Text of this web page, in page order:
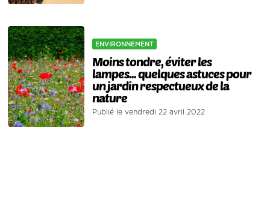
ENVIRONNEMENT
Moins tondre, éviter les
lampes... quelques astuces pour
un jardin respectueux de la
nature
Publié le vendredi 22 avril 2022